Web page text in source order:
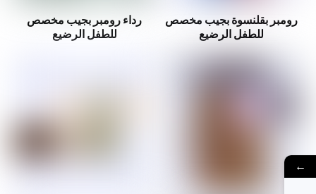
رومبر بقلنسوة بجيب مخصص
للطفل الرضيع
رداء رومبر بجيب مخصص
للطفل الرضيع
←